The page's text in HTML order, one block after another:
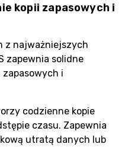
kopii zapasowych i
z najważniejszych
zapewnia solidne
i
codzienne kopie
czasu. Zapewnia
utratą danych lub